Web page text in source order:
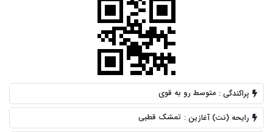
پراکندگی : متوسط رو به قوی
رایحه (نت) آغازین : تمشک قطبی